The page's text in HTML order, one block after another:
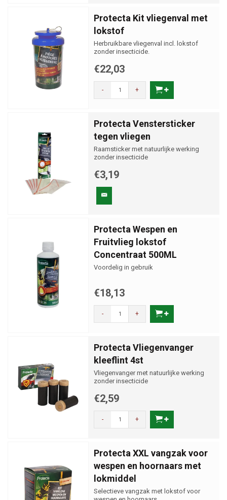
Protecta Kit vliegenval met
lokstof
Herbruikbare vliegenval incl. lokstof
zonder insecticide.
€22,03
- +
Protecta Venstersticker
tegen vliegen
Raamsticker met natuurlijke werking
zonder insecticide
€3,19
Protecta Wespen en
Fruitvlieg lokstof
Concentraat 500ML
Voordelig in gebruik
€18,13
- +
Protecta Vliegenvanger
kleeflint 4st
Vliegenvanger met natuurlijke werking
zonder insecticide
€2,59
- +
Protecta XXL vangzak voor
wespen en hoornaars met
lokmiddel
Selectieve vangzak met lokstof voor